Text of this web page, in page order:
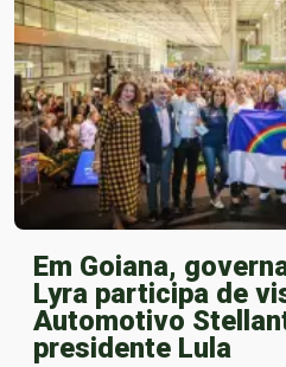
Em Goiana,
Lyra participa de
Automotivo
presidente Lula